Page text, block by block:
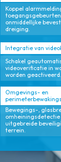
Koppel
onmiddellijke
dreiging.
Integratie van
Schakel
videoverificatie in
worden geactiveerd.
Omgevings- en
Bewegings-,
omheiningsdetectie
uitgebreide
terrein.